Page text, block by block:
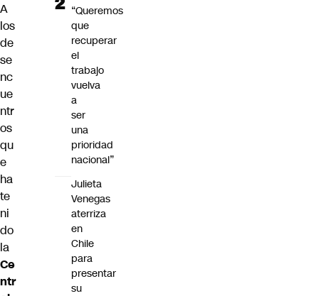
A
los
de
se
nc
ue
ntr
os
qu
e
ha
te
ni
do
la
Ce
ntr
“Queremos
que
recuperar
el
trabajo
vuelva
a
ser
una
prioridad
nacional”
Julieta
Venegas
aterriza
en
Chile
para
presentar
su